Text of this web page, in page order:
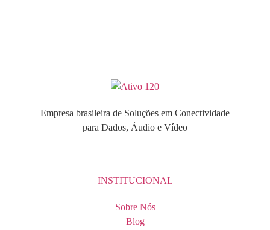
Empresa brasileira de Soluções em Conectividade
para Dados, Áudio e Vídeo
INSTITUCIONAL
Sobre Nós
Blog